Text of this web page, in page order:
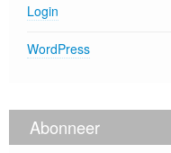
Login
WordPress
Abonneer